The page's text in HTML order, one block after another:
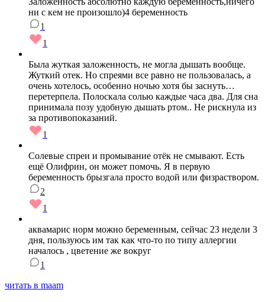
ни с кем не произошло)4 беременность
1
1
Была жуткая заложенность, не могла дышать вообще.
Жуткий отек. Но спреями все равно не пользовалась, а
очень хотелось, особенно ночью хотя бы заснуть…
перетерпела. Полоскала солью каждые часа два. Для сна
принимала позу удобную дышать ртом.. Не рискнула из
за противопоказаний.
1
Солевые спреи и промывание отёк не смывают. Есть
ещё Олифрин, он может помочь. Я в первую
беременность брызгала просто водой или физраствором.
2
1
аквамарис норм можно беременным, сейчас 23 недели 3
дня, пользуюсь им так как что-то по типу аллергии
началось , цветение же вокруг
1
читать в maam